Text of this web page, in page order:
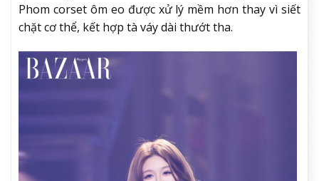
Phom corset ôm eo được xử lý mềm hơn thay vì siết
chặt cơ thể, kết hợp tà váy dài thướt tha.